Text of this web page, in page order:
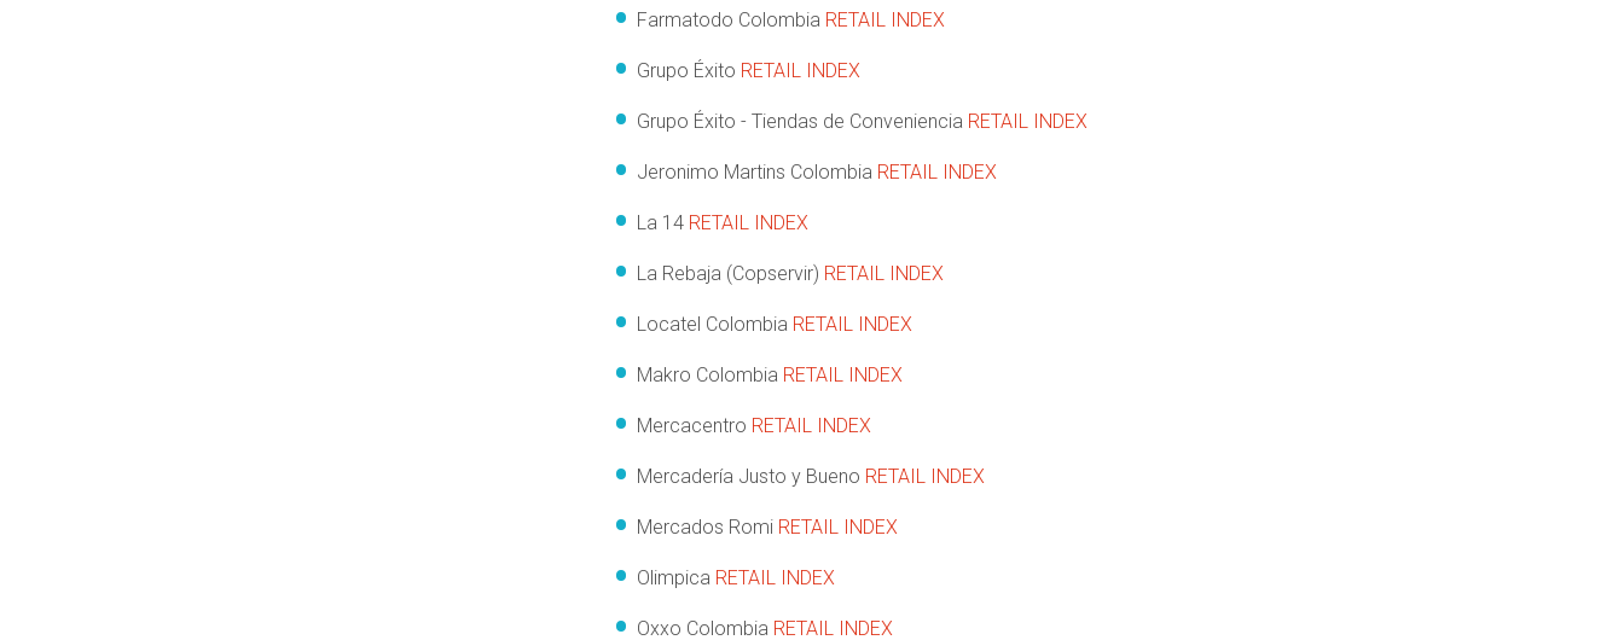
Farmatodo Colombia RETAIL INDEX
Grupo Éxito RETAIL INDEX
Grupo Éxito - Tiendas de Conveniencia RETAIL INDEX
Jeronimo Martins Colombia RETAIL INDEX
La 14 RETAIL INDEX
La Rebaja (Copservir) RETAIL INDEX
Locatel Colombia RETAIL INDEX
Makro Colombia RETAIL INDEX
Mercacentro RETAIL INDEX
Mercadería Justo y Bueno RETAIL INDEX
Mercados Romi RETAIL INDEX
Olimpica RETAIL INDEX
Oxxo Colombia RETAIL INDEX